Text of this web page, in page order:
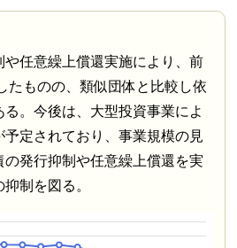
任意繰上償還実施により、前
たものの、類似団体と比較し依
。今後は、大型投資事業によ
予定されており、事業規模の見
発行抑制や任意繰上償還を実
制を図る。